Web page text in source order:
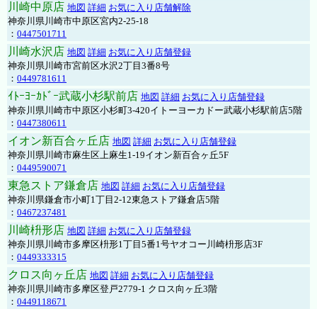
川崎中原店 地図 詳細 お気に入り店舗解除
神奈川県川崎市中原区宮内2-25-18
： 0447501711
川崎水沢店 地図 詳細 お気に入り店舗登録
神奈川県川崎市宮前区水沢2丁目3番8号
： 0449781611
ｲﾄｰﾖｰｶﾄﾞｰ武蔵小杉駅前店 地図 詳細 お気に入り店舗登録
神奈川県川崎市中原区小杉町3-420イトーヨーカドー武蔵小杉駅前店5階
： 0447380611
イオン新百合ヶ丘店 地図 詳細 お気に入り店舗登録
神奈川県川崎市麻生区上麻生1-19イオン新百合ヶ丘5F
： 0449590071
東急ストア鎌倉店 地図 詳細 お気に入り店舗登録
神奈川県鎌倉市小町1丁目2-12東急ストア鎌倉店5階
： 0467237481
川崎枡形店 地図 詳細 お気に入り店舗登録
神奈川県川崎市多摩区枡形1丁目5番1号ヤオコー川崎枡形店3F
： 0449333315
クロス向ヶ丘店 地図 詳細 お気に入り店舗登録
神奈川県川崎市多摩区登戸2779-1 クロス向ヶ丘3階
： 0449118671